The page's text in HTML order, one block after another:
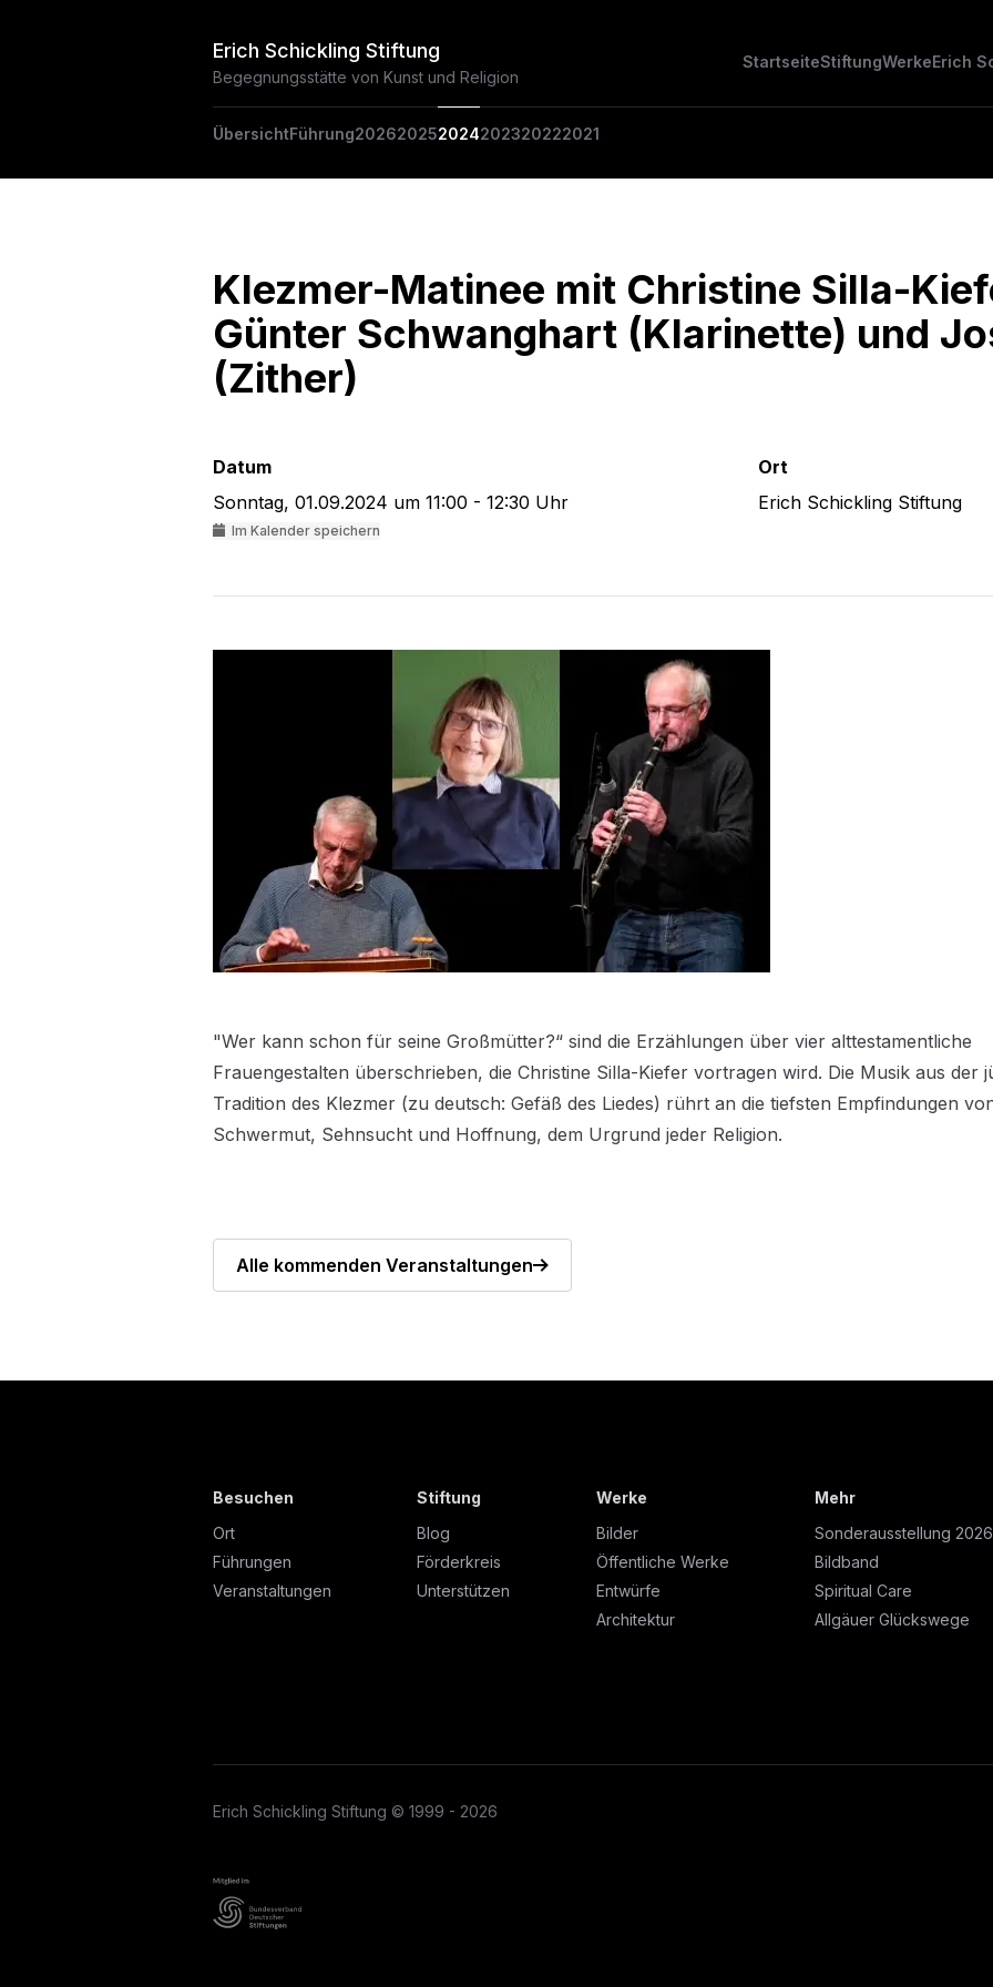
Erich Schickling Stiftung
Begegnungsstätte von Kunst und Religion
StartseiteStiftungWerkeErich
ÜbersichtFührung202620252024202320222021
Klezmer-Matinee mit Christine Silla-
Günter Schwanghart (Klarinette) und
(Zither)
Datum
Sonntag, 01.09.2024 um 11:00 - 12:30 Uhr
Im Kalender speichern
Ort
Erich Schickling Stiftung
"Wer kann schon für seine Großmütter?“ sind die Erzählungen über vier alttestamentliche
Frauengestalten überschrieben, die Christine Silla-Kiefer vortragen wird. Die Musik aus der
Tradition des Klezmer (zu deutsch: Gefäß des Liedes) rührt an die tiefsten Empfindungen
Schwermut, Sehnsucht und Hoffnung, dem Urgrund jeder Religion.
Alle kommenden Veranstaltungen
Besuchen
Ort
Führungen
Veranstaltungen
Stiftung
Blog
Förderkreis
Unterstützen
Werke
Bilder
Öffentliche Werke
Entwürfe
Architektur
Mehr
Sonderausstellung 2026
Bildband
Spiritual Care
Allgäuer Glückswege
Erich Schickling Stiftung © 1999 - 2026